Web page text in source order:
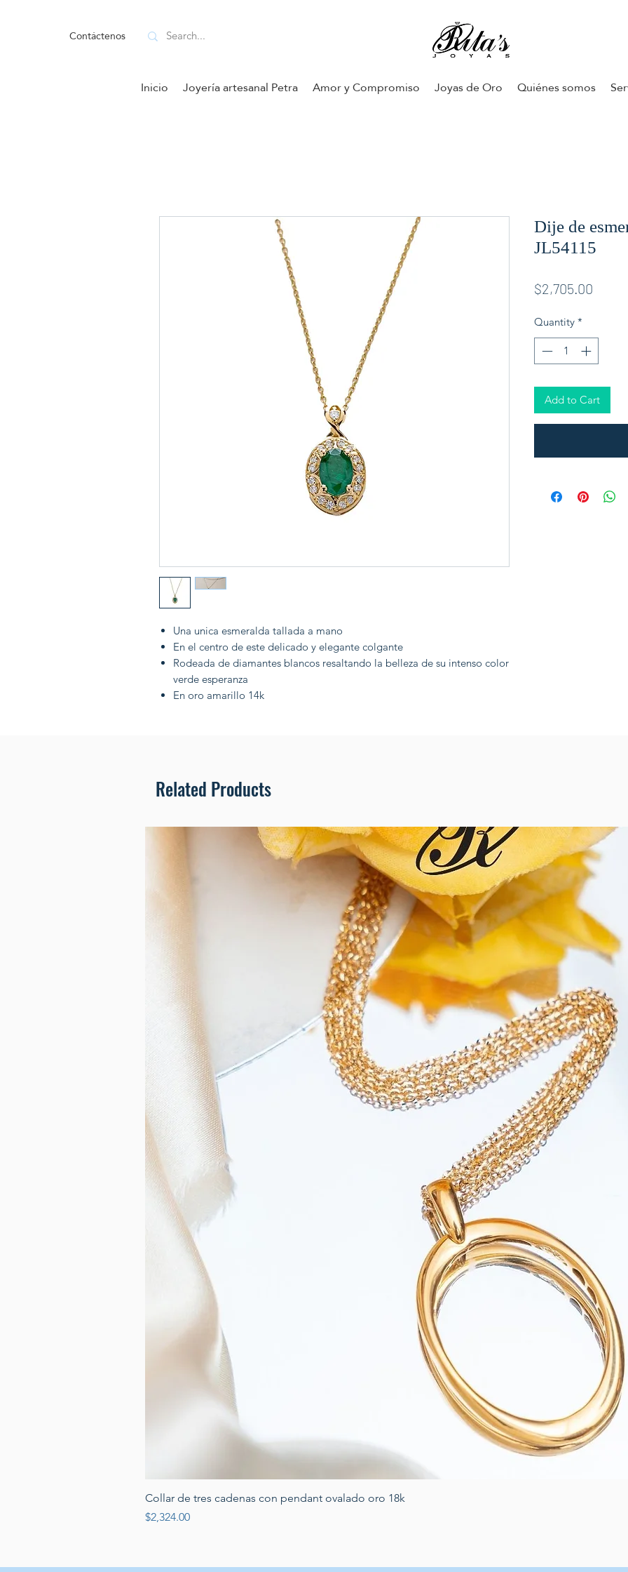
Contáctenos
Inicio Joyería artesanal Petra Amor y Compromiso Joyas de Oro Quiénes somos
Una unica esmeralda tallada a mano
En el centro de este delicado y elegante colgante
Rodeada de diamantes blancos resaltando la belleza de su intenso color
verde esperanza
En oro amarillo 14k
Dije de
JL54115
$2,705.00
Quantity *
Add to Cart
Related Products
Collar de tres cadenas con pendant ovalado oro 18k
Price
$2,324.00